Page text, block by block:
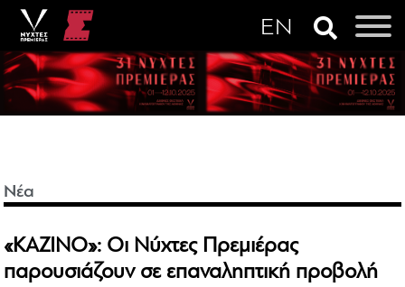
Νέα
«ΚΑΖΙΝΟ»: Οι Νύχτες Πρεμιέρας
παρουσιάζουν σε επαναληπτική προβολή